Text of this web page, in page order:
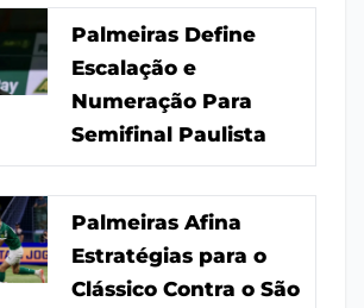
Palmeiras Define
Escalação e
Numeração Para
Semifinal Paulista
Palmeiras Afina
Estratégias para o
Clássico Contra o São